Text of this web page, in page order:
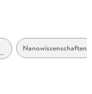
Nanowissenschaften